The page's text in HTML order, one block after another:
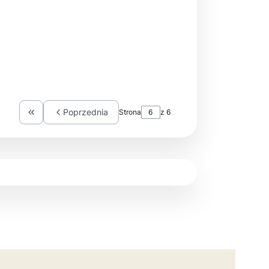
Wróć do pierwszej strony z produktami
Poprzednia Strona z 6